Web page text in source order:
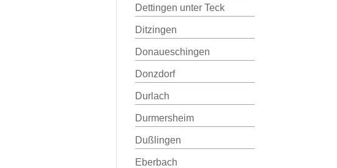
Dettingen unter Teck
Ditzingen
Donaueschingen
Donzdorf
Durlach
Durmersheim
Dußlingen
Eberbach